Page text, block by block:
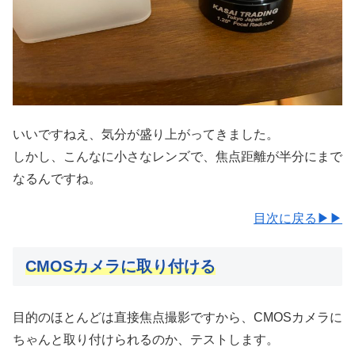
いいですねえ、気分が盛り上がってきました。
しかし、こんなに小さなレンズで、焦点距離が半分にまで
なるんですね。
目次に戻る▶▶
CMOSカメラに取り付ける
目的のほとんどは直接焦点撮影ですから、CMOSカメラに
ちゃんと取り付けられるのか、テストします。